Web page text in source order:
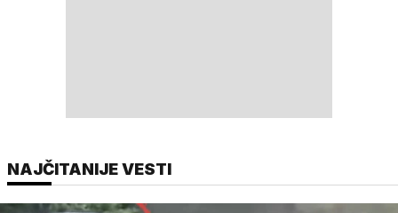
NAJČITANIJE VESTI